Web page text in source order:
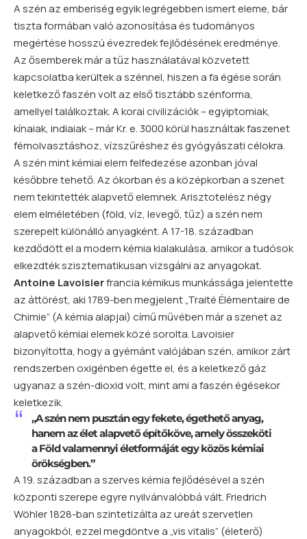
A szén az emberiség egyik legrégebben ismert eleme, bár
tiszta formában való azonosítása és tudományos
megértése hosszú évezredek fejlődésének eredménye.
Az ősemberek már a tűz használatával közvetett
kapcsolatba kerültek a szénnel, hiszen a fa égése során
keletkező faszén volt az első tisztább szénforma,
amellyel találkoztak. A korai civilizációk – egyiptomiak,
kínaiak, indiaiak – már Kr. e. 3000 körül használtak faszenet
fémolvasztáshoz, vízszűréshez és gyógyászati célokra.
A szén mint kémiai elem felfedezése azonban jóval
későbbre tehető. Az ókorban és a középkorban a szenet
nem tekintették alapvető elemnek. Arisztotelész négy
elem elméletében (föld, víz, levegő, tűz) a szén nem
szerepelt különálló anyagként. A 17-18. században
kezdődött el a modern kémia kialakulása, amikor a tudósok
elkezdték szisztematikusan vizsgálni az anyagokat.
Antoine Lavoisierfrancia kémikus munkássága jelentette
az áttörést, aki 1789-ben megjelent „Traité Élémentaire de
Chimie” (A kémia alapjai) című művében már a szenet az
alapvető kémiai elemek közé sorolta. Lavoisier
bizonyította, hogy a gyémánt valójában szén, amikor zárt
rendszerben oxigénben égette el, és a keletkező gáz
ugyanaz a szén-dioxid volt, mint ami a faszén égésekor
keletkezik.
„A szén nem pusztán egy fekete, égethető anyag,
hanem az élet alapvető építőköve, amely összeköti
a Föld valamennyi életformáját egy közös kémiai
örökségben.”
A 19. században a szerves kémia fejlődésével a szén
központi szerepe egyre nyilvánvalóbbá vált. Friedrich
Wöhler 1828-ban szintetizálta az ureát szervetlen
anyagokból, ezzel megdöntve a „vis vitalis” (életerő)